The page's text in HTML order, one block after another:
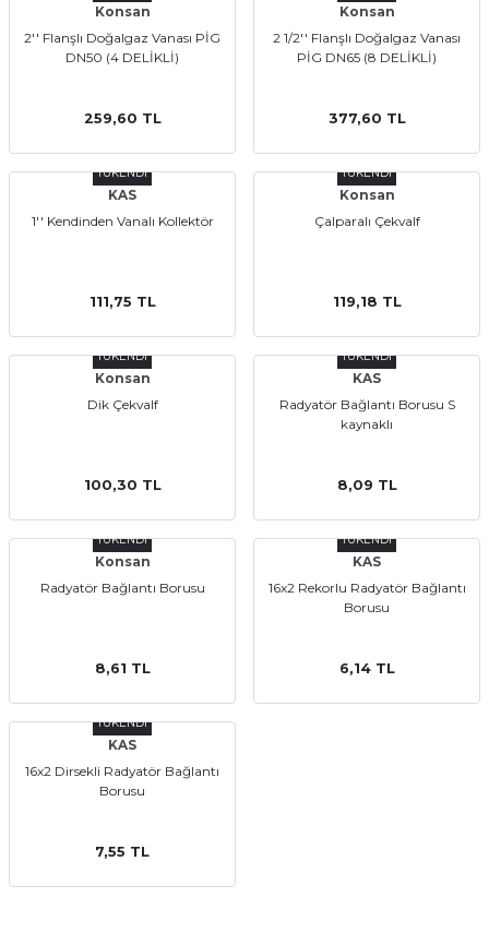
Konsan
2'' Flanşlı Doğalgaz Vanası PİG
DN50 (4 DELİKLİ)
259,60 TL
Konsan
2 1/2'' Flanşlı Doğalgaz Vanası
PİG DN65 (8 DELİKLİ)
377,60 TL
TÜKENDİ
KAS
1'' Kendinden Vanalı Kollektör
111,75 TL
TÜKENDİ
Konsan
Çalparalı Çekvalf
119,18 TL
TÜKENDİ
Konsan
Dik Çekvalf
100,30 TL
TÜKENDİ
KAS
Radyatör Bağlantı Borusu S
kaynaklı
8,09 TL
TÜKENDİ
Konsan
Radyatör Bağlantı Borusu
8,61 TL
TÜKENDİ
KAS
16x2 Rekorlu Radyatör Bağlantı
Borusu
6,14 TL
TÜKENDİ
KAS
16x2 Dirsekli Radyatör Bağlantı
Borusu
7,55 TL